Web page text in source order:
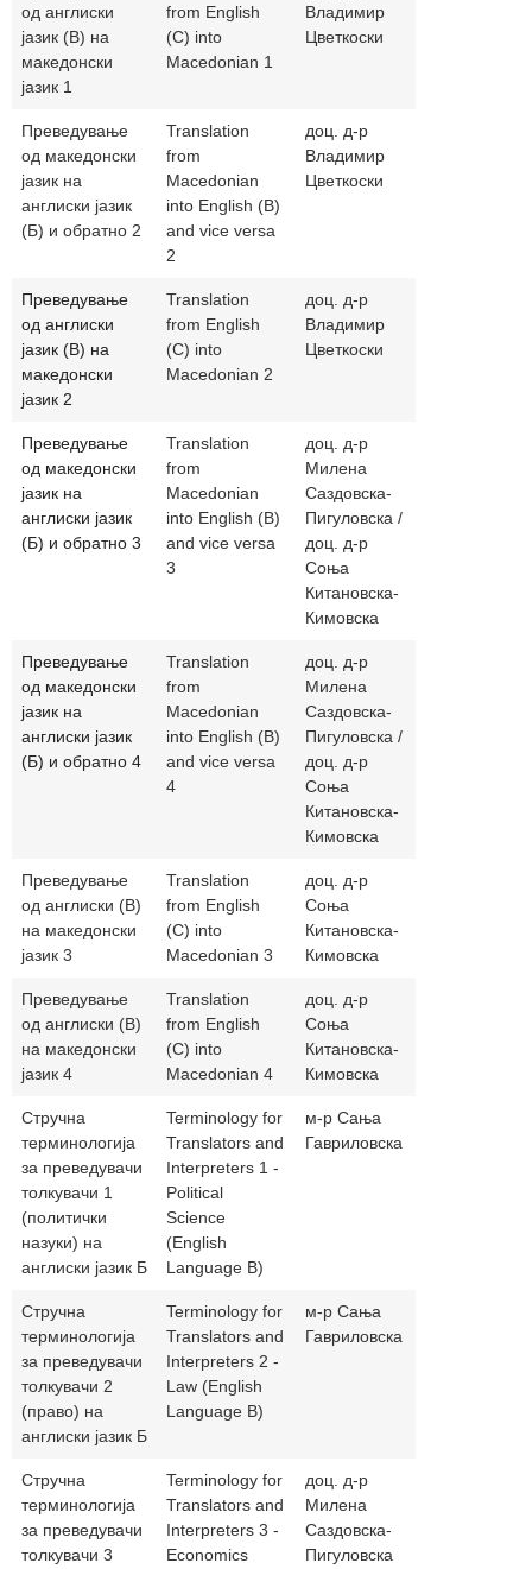
од англиски
јазик (В) на
македонски
јазик 1
from English
(C) into
Macedonian 1
Владимир
Цветкоски
Преведување
од македонски
јазик на
англиски јазик
(Б) и обратно 2
Translation
from
Macedonian
into English (B)
and vice versa
2
доц. д-р
Владимир
Цветкоски
Преведување
од англиски
јазик (В) на
македонски
јазик 2
Translation
from English
(C) into
Macedonian 2
доц. д-р
Владимир
Цветкоски
Преведување
од македонски
јазик на
англиски јазик
(Б) и обратно 3
Translation
from
Macedonian
into English (B)
and vice versa
3
доц. д-р
Милена
Саздовска-
Пигуловска /
доц. д-р
Соња
Китановска-
Кимовска
Преведување
од македонски
јазик на
англиски јазик
(Б) и обратно 4
Translation
from
Macedonian
into English (B)
and vice versa
4
доц. д-р
Милена
Саздовска-
Пигуловска /
доц. д-р
Соња
Китановска-
Кимовска
Преведување
од англиски (В)
на македонски
јазик 3
Translation
from English
(C) into
Macedonian 3
доц. д-р
Соња
Китановска-
Кимовска
Преведување
од англиски (В)
на македонски
јазик 4
Translation
from English
(C) into
Macedonian 4
доц. д-р
Соња
Китановска-
Кимовска
Стручна
терминологија
за преведувачи
толкувачи 1
(политички
назуки) на
англиски јазик Б
Terminology for
Translators and
Interpreters 1 -
Political
Science
(English
Language B)
м-р Сања
Гавриловска
Стручна
терминологија
за преведувачи
толкувачи 2
(право) на
англиски јазик Б
Terminology for
Translators and
Interpreters 2 -
Law (English
Language B)
м-р Сања
Гавриловска
Стручна
терминологија
за преведувачи
толкувачи 3
Terminology for
Translators and
Interpreters 3 -
Economics
доц. д-р
Милена
Саздовска-
Пигуловска